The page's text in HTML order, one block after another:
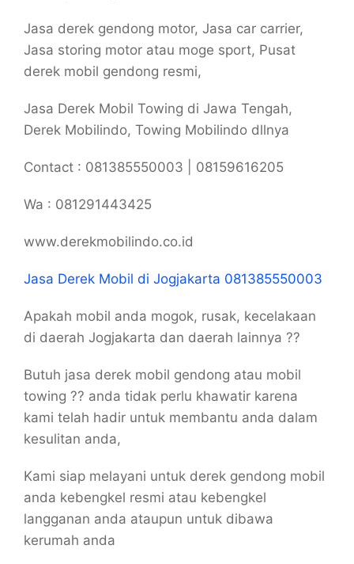
Jasa derek gendong motor, Jasa car carrier,
Jasa storing motor atau moge sport, Pusat
derek mobil gendong resmi,
Jasa Derek Mobil Towing di Jawa Tengah,
Derek Mobilindo, Towing Mobilindo dllnya
Contact : 081385550003 | 08159616205
Wa : 081291443425
www.derekmobilindo.co.id
Jasa Derek Mobil di Jogjakarta 081385550003
Apakah mobil anda mogok, rusak, kecelakaan
di daerah Jogjakarta dan daerah lainnya ??
Butuh jasa derek mobil gendong atau mobil
towing ?? anda tidak perlu khawatir karena
kami telah hadir untuk membantu anda dalam
kesulitan anda,
Kami siap melayani untuk derek gendong mobil
anda kebengkel resmi atau kebengkel
langganan anda ataupun untuk dibawa
kerumah anda